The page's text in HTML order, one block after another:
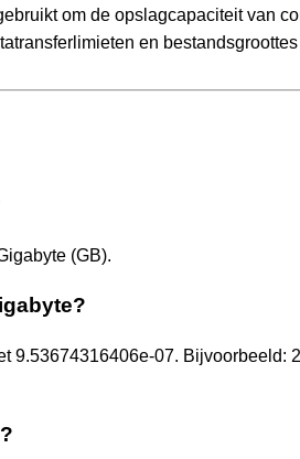
om de opslagcapaciteit van
en
(GB).
9.53674316406e-07. Bijvoorbeeld: